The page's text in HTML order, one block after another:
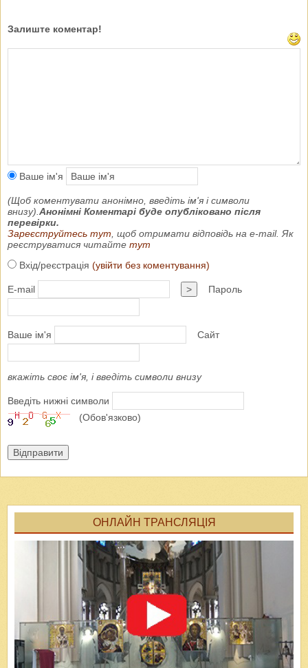
Залиште коментар!
Ваше ім'я
(Щоб коментувати анонімно, введіть ім'я і символи
внизу). Анонімні Коментарі буде опубліковано після
перевірки.
Зареєструйтесь тут , щоб отримати відповідь на e-mail. Як
реєструватися читайте тут
Вхід/реєстрація (увійти без коментування)
E-mail > Пароль
Ваше ім'я Сайт
вкажіть своє ім'я, і введіть символи внизу
Введіть нижні символи
(Обов'язково)
Відправити
ОНЛАЙН ТРАНСЛЯЦІЯ